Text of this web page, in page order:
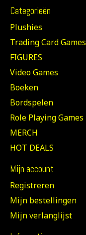
Categorieën
Plushies
Trading Card Games
FIGURES
Video Games
Boeken
Bordspelen
Role Playing Games
MERCH
HOT DEALS
Mijn account
Registreren
Mijn bestellingen
Mijn verlanglijst